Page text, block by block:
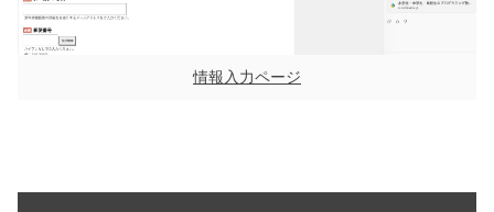
情報入力ページ